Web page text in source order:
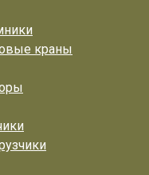
краны